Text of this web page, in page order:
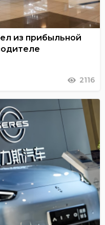
из прибыльной
2116